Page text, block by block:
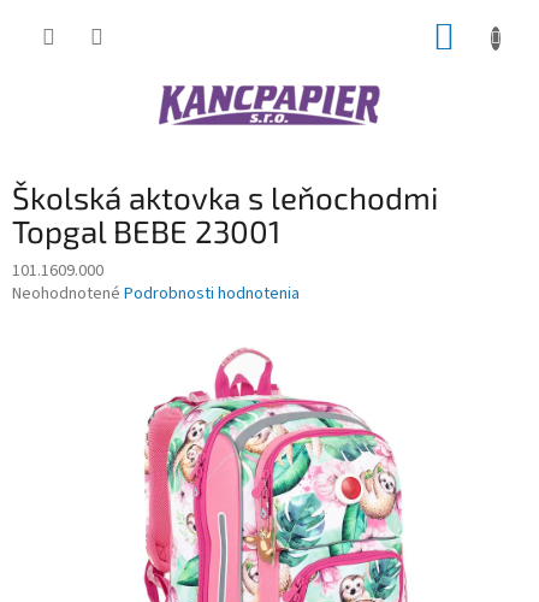
Školská aktovka s leňochodmi
Topgal BEBE 23001
101.1609.000
Priemerné
Neohodnotené Podrobnosti hodnotenia